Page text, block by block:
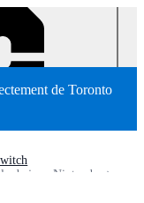
de Toronto
de jeux Nintendo